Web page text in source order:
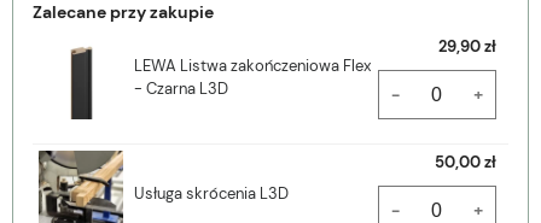
Zalecane przy zakupie
LEWA Listwa zakończeniowa Flex
- Czarna L3D
29,90 zł
- +
Usługa skrócenia L3D
50,00 zł
- +